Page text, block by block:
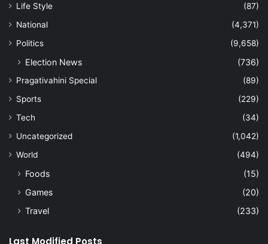
Life Style
(87)
National
(4,371)
Politics
(9,658)
Election News (736)
Pragativahini Special
(89)
Sports
(229)
Tech
(34)
Uncategorized
(1,042)
World
(494)
Foods
(15)
Games
(20)
Travel
(233)
Last Modified Posts